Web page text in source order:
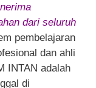
dari seluruh
pembelajaran
dan ahli
INTAN adalah
di